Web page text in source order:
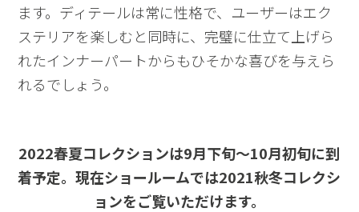
ます。ディテールは常に性格で、ユーザーはエク
ステリアを楽しむと同時に、完璧に仕立て上げら
れたインナーパートからもひそかな喜びを与えら
れるでしょう。
2022春夏コレクションは9月下旬～10月初旬に到
着予定。現在ショールームでは2021秋冬コレクシ
ョンをご覧いただけます。